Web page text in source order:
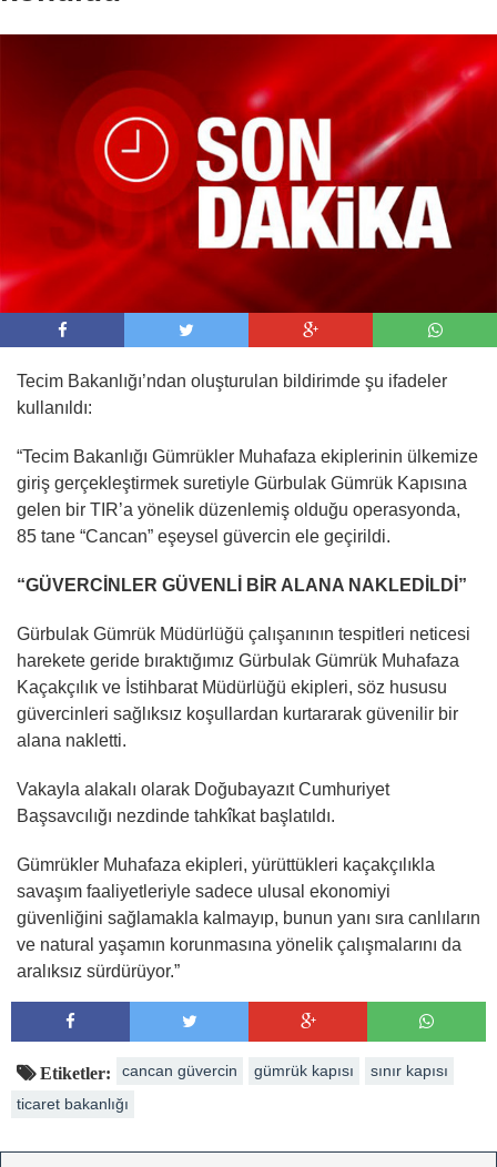
Tecim Bakanlığı’ndan oluşturulan bildirimde şu ifadeler
kullanıldı:
“Tecim Bakanlığı Gümrükler Muhafaza ekiplerinin ülkemize
giriş gerçekleştirmek suretiyle Gürbulak Gümrük Kapısına
gelen bir TIR’a yönelik düzenlemiş olduğu operasyonda,
85 tane “Cancan” eşeysel güvercin ele geçirildi.
“GÜVERCİNLER GÜVENLİ BİR ALANA NAKLEDİLDİ”
Gürbulak Gümrük Müdürlüğü çalışanının tespitleri neticesi
harekete geride bıraktığımız Gürbulak Gümrük Muhafaza
Kaçakçılık ve İstihbarat Müdürlüğü ekipleri, söz hususu
güvercinleri sağlıksız koşullardan kurtararak güvenilir bir
alana nakletti.
Vakayla alakalı olarak Doğubayazıt Cumhuriyet
Başsavcılığı nezdinde tahkîkat başlatıldı.
Gümrükler Muhafaza ekipleri, yürüttükleri kaçakçılıkla
savaşım faaliyetleriyle sadece ulusal ekonomiyi
güvenliğini sağlamakla kalmayıp, bunun yanı sıra canlıların
ve natural yaşamın korunmasına yönelik çalışmalarını da
aralıksız sürdürüyor.”
Etiketler: cancan güvercin gümrük kapısı
sınır kapısı
ticaret bakanlığı